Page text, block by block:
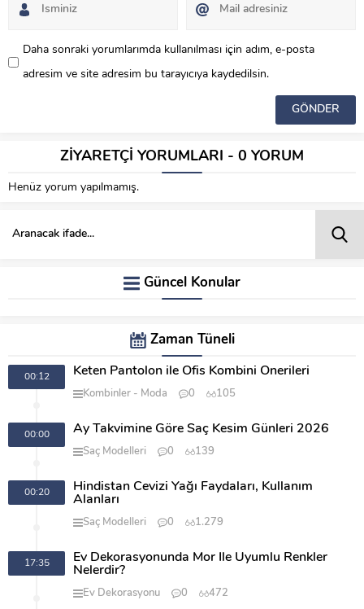
Daha sonraki yorumlarımda kullanılması için adım, e-posta
adresim ve site adresim bu tarayıcıya kaydedilsin.
ZİYARETÇİ YORUMLARI - 0 YORUM
Henüz yorum yapılmamış.
Güncel Konular
Zaman Tüneli
00:12 Keten Pantolon ile Ofis Kombini Önerileri
Kombinler Moda 0 105
00:00 Ay Takvimine Göre Saç Kesim Günleri 2026
Saç Modelleri 0 139
00:20
Hindistan Cevizi Yağı Faydaları, Kullanım
Alanları
Saç Modelleri 0 1.279
17:35
Ev Dekorasyonunda Mor İle Uyumlu Renkler
Nelerdir?
Ev Dekorasyonu 0 472